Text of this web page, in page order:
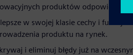
produktów
w swojej klasie cechy i funkcje
produktu na rynek.
i eliminuj błędy już na